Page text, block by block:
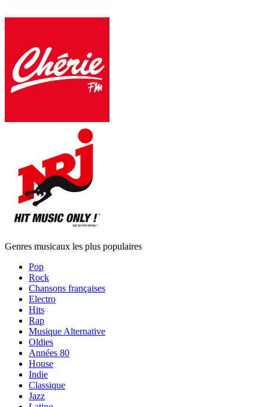
Genres musicaux les plus populaires
Pop
Rock
Chansons françaises
Electro
Hits
Rap
Musique Alternative
Oldies
Années 80
House
Indie
Classique
Jazz